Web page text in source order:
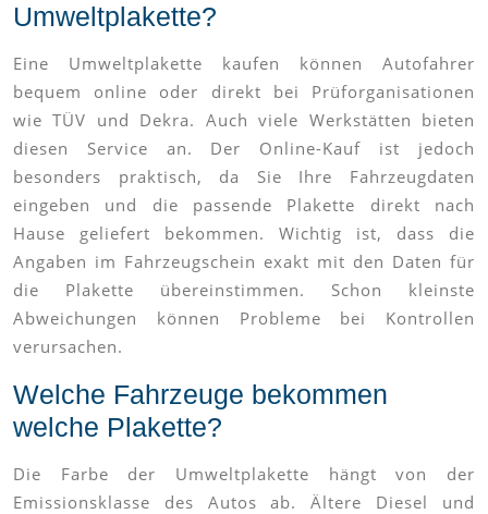
Umweltplakette?
Eine Umweltplakette kaufen können Autofahrer
bequem online oder direkt bei Prüforganisationen
wie TÜV und Dekra. Auch viele Werkstätten bieten
diesen Service an. Der Online-Kauf ist jedoch
besonders praktisch, da Sie Ihre Fahrzeugdaten
eingeben und die passende Plakette direkt nach
Hause geliefert bekommen. Wichtig ist, dass die
Angaben im Fahrzeugschein exakt mit den Daten für
die Plakette übereinstimmen. Schon kleinste
Abweichungen können Probleme bei Kontrollen
verursachen.
Welche Fahrzeuge bekommen
welche Plakette?
Die Farbe der Umweltplakette hängt von der
Emissionsklasse des Autos ab. Ältere Diesel und